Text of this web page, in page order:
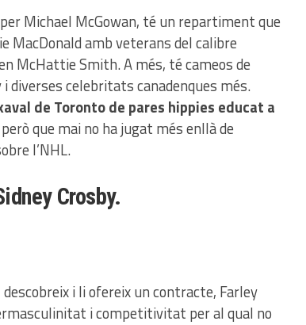
Michael McGowan, té un repartiment que
MacDonald amb veterans del calibre
McHattie Smith. A més, té cameos de
diverses celebritats canadenques més.
de Toronto de pares hippies educat a
que mai no ha jugat més enllà de
l’NHL.
Crosby.
i li ofereix un contracte, Farley
i competitivitat per al qual no